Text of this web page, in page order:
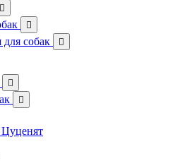


для собак 

